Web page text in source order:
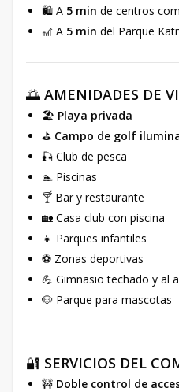
🛍️ A 5 min de centros
🎢 A 5 min del Parque
🌅 AMENIDADES DE
🏖️ Playa privada
⛳ Campo de golf
🎣 Club de pesca
🏊 Piscinas
🍸 Bar y restaurante
🏡 Casa club con piscina
👧 Parques infantiles
⚽ Zonas deportivas
💪 Gimnasio techado y al
🐶 Parque para mascotas
🔐 SERVICIOS DEL
🚧 Doble control de